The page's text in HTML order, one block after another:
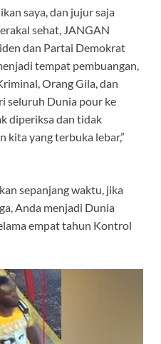
saya, dan jujur saja
sehat, JANGAN
dan Partai Demokrat
tempat pembuangan,
Orang Gila, dan
seluruh Dunia pour ke
diperiksa dan tidak
yang terbuka lebar,”
sepanjang waktu, jika
Anda menjadi Dunia
empat tahun Kontrol